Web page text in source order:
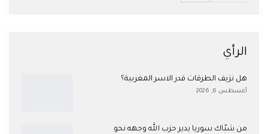
الرأي
هل نزيف الطرقات قدر الاسر المغربية؟
أغسطس 6, 2026
من شبّاك سوريا يدير حزب الله وجهه نحو